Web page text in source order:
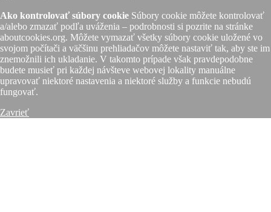
Ako kontrolovať súbory cookie Súbory cookie môžete kontrolovať
a/alebo zmazať podľa uváženia – podrobnosti si pozrite na stránke
aboutcookies.org. Môžete vymazať všetky súbory cookie uložené vo
svojom počítači a väčšinu prehliadačov môžete nastaviť tak, aby ste im
znemožnili ich ukladanie. V takomto prípade však pravdepodobne
budete musieť pri každej návšteve webovej lokality manuálne
upravovať niektoré nastavenia a niektoré služby a funkcie nebudú
fungovať.
Zavrieť